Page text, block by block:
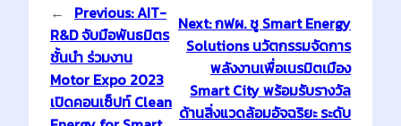
← Previous:AIT-
R&D จับมือพันธมิตร
ชั้นนำ ร่วมงาน
Motor Expo 2023
เปิดคอนเซ็ปท์ Clean
Next:กฟผ. ชู Smart Energy
Solutions นวัตกรรมจัดการ
พลังงานเพื่อเนรมิตเมือง
Smart City พร้อมรับรางวัล
ด้านสิ่งแวดล้อมอัจฉริยะ ระดับ